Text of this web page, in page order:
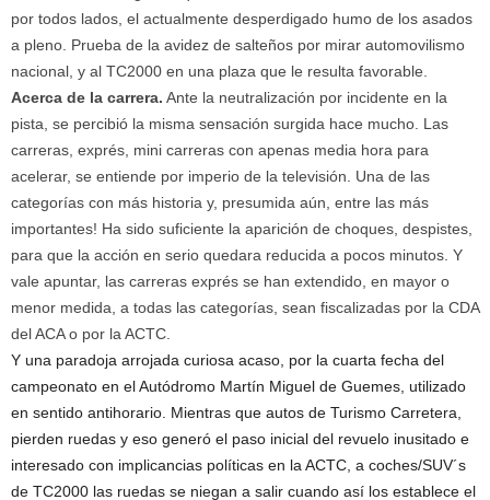
por todos lados, el actualmente desperdigado humo de los asados
a pleno. Prueba de la avidez de salteños por mirar automovilismo
nacional, y al TC2000 en una plaza que le resulta favorable.
Acerca de la carrera. Ante la neutralización por incidente en la
pista, se percibió la misma sensación surgida hace mucho. Las
carreras, exprés, mini carreras con apenas media hora para
acelerar, se entiende por imperio de la televisión. Una de las
categorías con más historia y, presumida aún, entre las más
importantes! Ha sido suficiente la aparición de choques, despistes,
para que la acción en serio quedara reducida a pocos minutos. Y
vale apuntar, las carreras exprés se han extendido, en mayor o
menor medida, a todas las categorías, sean fiscalizadas por la CDA
del ACA o por la ACTC.
Y una paradoja arrojada curiosa acaso, por la cuarta fecha del
campeonato en el Autódromo Martín Miguel de Guemes, utilizado
en sentido antihorario. Mientras que autos de Turismo Carretera,
pierden ruedas y eso generó el paso inicial del revuelo inusitado e
interesado con implicancias políticas en la ACTC, a coches/SUV´s
de TC2000 las ruedas se niegan a salir cuando así los establece el